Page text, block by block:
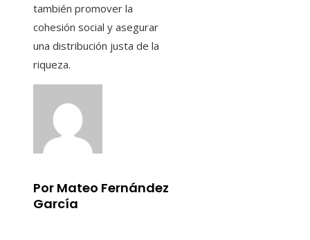
también promover la
cohesión social y asegurar
una distribución justa de la
riqueza.
Por Mateo Fernández
García